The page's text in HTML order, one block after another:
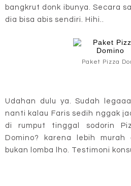
bangkrut donk ibunya. Secara
dia bisa abis sendiri. Hihi..
Paket Pizza
Udahan dulu ya. Sudah
nanti kalau Faris sedih nggak
di rumput tinggal sodorin
Domino? karena lebih
bukan lomba lho. Testimoni